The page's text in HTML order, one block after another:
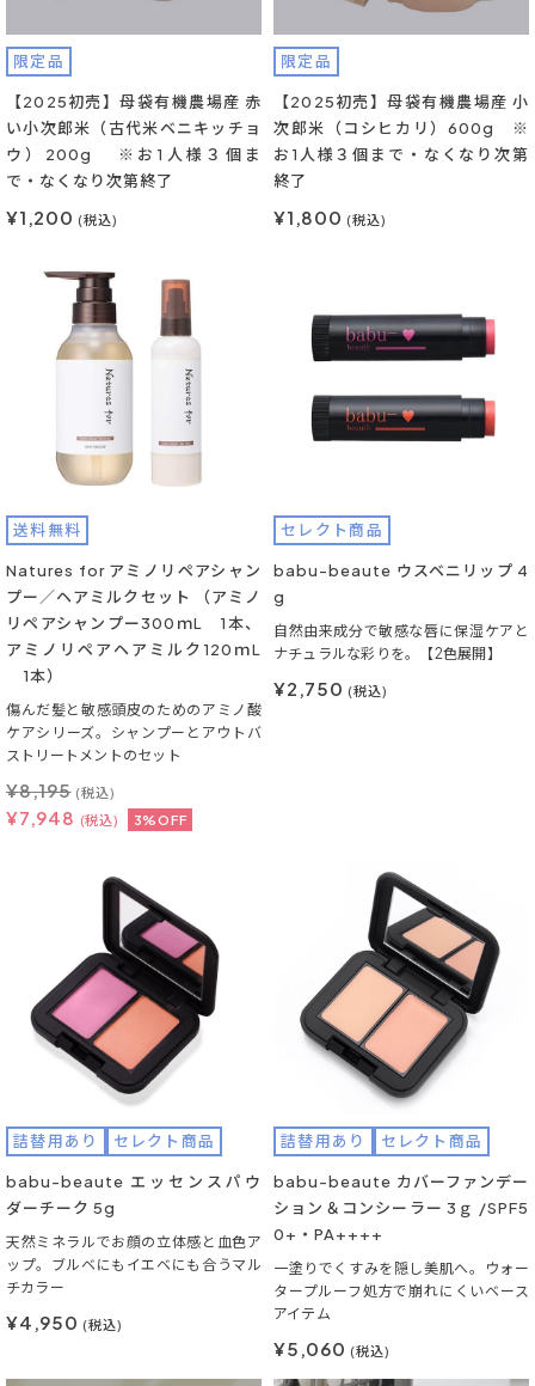
限定品
【2025初売】母袋有機農場産 赤
い小次郎米（古代米ベニキッチョ
ウ）200g ※お1人様３個ま
で・なくなり次第終了
¥1,200 (税込)
限定品
【2025初売】母袋有機農場産 小
次郎米（コシヒカリ）600g ※
お1人様３個まで・なくなり次第
終了
¥1,800 (税込)
送料無料
Natures for アミノリペアシャン
プー／ヘアミルクセット （アミノ
リペアシャンプー300ｍL 1本、
アミノリペアヘアミルク120ｍL
1本）
傷んだ髪と敏感頭皮のためのアミノ酸
ケアシリーズ。シャンプーとアウトバ
ストリートメントのセット
¥7,948 (税込) 3%OFF
¥8,195 (税込)
セレクト商品
babu-beaute ウスベニリップ 4
g
自然由来成分で敏感な唇に保湿ケアと
ナチュラルな彩りを。【2色展開】
¥2,750 (税込)
詰替用あり セレクト商品
babu-beaute エッセンスパウ
ダーチーク 5g
天然ミネラルでお顔の立体感と血色ア
ップ。ブルベにもイエベにも合うマル
チカラー
¥4,950 (税込)
詰替用あり セレクト商品
babu-beaute カバーファンデー
ション＆コンシーラー 3ｇ /SPF5
0+・PA++++
一塗りでくすみを隠し美肌へ。ウォー
タープルーフ処方で崩れにくいベース
アイテム
¥5,060 (税込)